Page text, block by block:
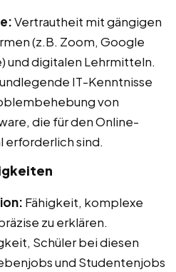
Vertrautheit mit gängigen
(z.B. Zoom, Google
und digitalen Lehrmitteln.
IT-Kenntnisse
von
die für den Online-
erforderlich sind.
Fähigkeit, komplexe
zu erklären.
Schüler bei diesen
und Studentenjobs